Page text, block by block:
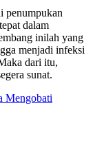
penumpukan
dalam
inilah yang
menjadi infeksi
dari itu,
sunat.
Mengobati